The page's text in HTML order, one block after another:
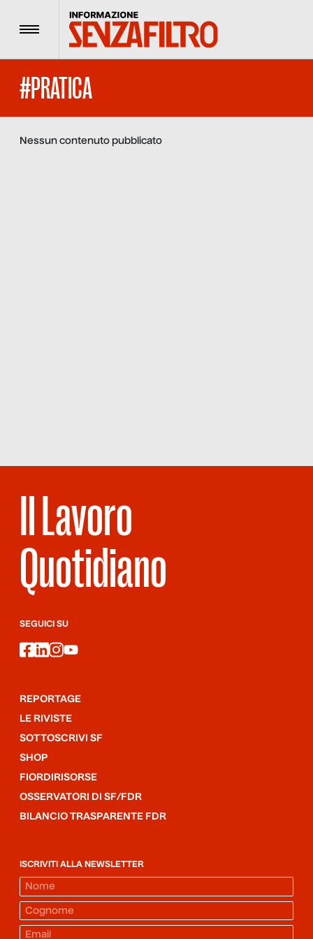
Menu
#PRATICA
Nessun contenuto pubblicato
Il Lavoro
Quotidiano
SEGUICI SU
facebook
linkedin
instagram
youtube
REPORTAGE
LE RIVISTE
SOTTOSCRIVI SF
SHOP
FIORDIRISORSE
OSSERVATORI DI SF/FDR
BILANCIO TRASPARENTE FDR
ISCRIVITI ALLA NEWSLETTER